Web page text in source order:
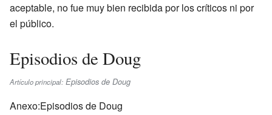
aceptable, no fue muy bien recibida por los críticos ni por
el público.
Episodios de Doug
Artículo principal: Episodios de Doug
Anexo:Episodios de Doug